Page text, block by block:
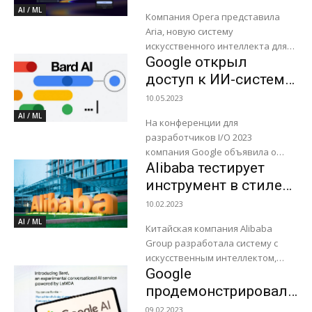
AI / ML
Компания Opera представила
Aria, новую систему
искусственного интеллекта для
браузера. Система основана на
собственной инфраструктуре
Composer, которая использует
возможности OpenAI GPT. Opera
заявляет, что...
AI / ML
Google открыл
доступ к ИИ-системе
Bard для всех
10.05.2023
На конференции для
разработчиков I/O 2023
компания Google объявила о
широкомасштабном запуске
своего чат-бота Bard на базе
системы искусственного
интеллекта. Кроме того, в
скором...
AI / ML
Alibaba тестирует
инструмент в стиле
ChatGPT
10.02.2023
Китайская компания Alibaba
Group разработала систему с
искусственным интеллектом,
подобную ИИ-боту ChatGPT от
компании Open AI, об этом пишет
Reuters. В настоящее время
Google
продемонстрировал
09.02.2023